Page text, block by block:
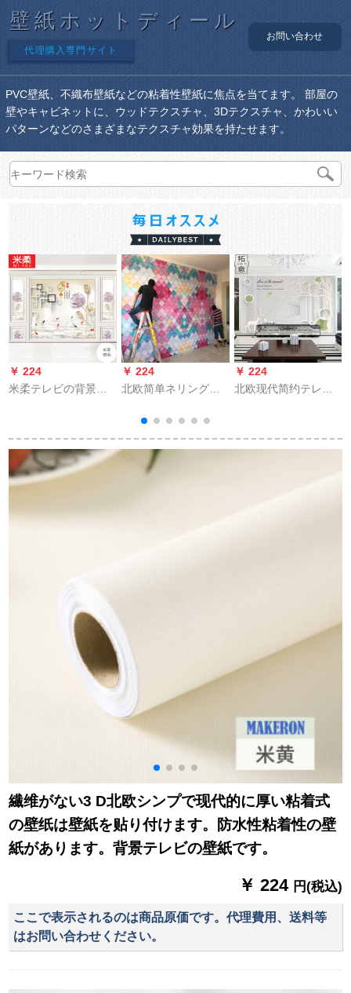
壁紙ホットディール
代理購入専門サイト
お問い合わせ
PVC壁紙、不織布壁紙などの粘着性壁紙に焦点を当てます。 部屋の
壁やキャビネットに、ウッドテクスチャ、3Dテクスチャ、かわいい
パターンなどのさまざまなテクスチャ効果を持たせます。
￥ 224
米柔テレビの背景の
d凸凹の枠の新しい映
画とテレビの壁紙の
壁画は居間にありま
￥ 224
北欧简单ネリングの
壁纸はカステラマイ
ズでお客様にサービ
スをしています。
￥ 224
北欧现代简约テレビ
壁壁壁壁壁壁壁壁壁
繊维がない3 D北欧シンプで现代的に厚い粘着式
の壁纸は壁紙を贴り付けます。防水性粘着性の壁
紙があります。背景テレビの壁紙です。
￥ 224 円(税込)
ここで表示されるのは商品原価です。代理費用、送料等
はお問い合わせください。